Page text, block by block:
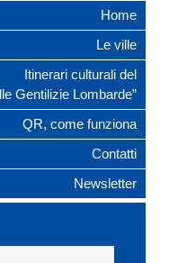
Home
Le ville
Itinerari culturali del
Gentilizie Lombarde”
QR, come funziona
Contatti
Newsletter